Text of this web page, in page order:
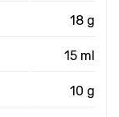
18 g
15 ml
10 g